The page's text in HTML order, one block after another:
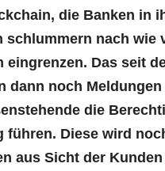
die Ban­ken in
schlum­mern nach
Das seit
dann noch
die
füh­ren. Die­se wird
aus Sicht der